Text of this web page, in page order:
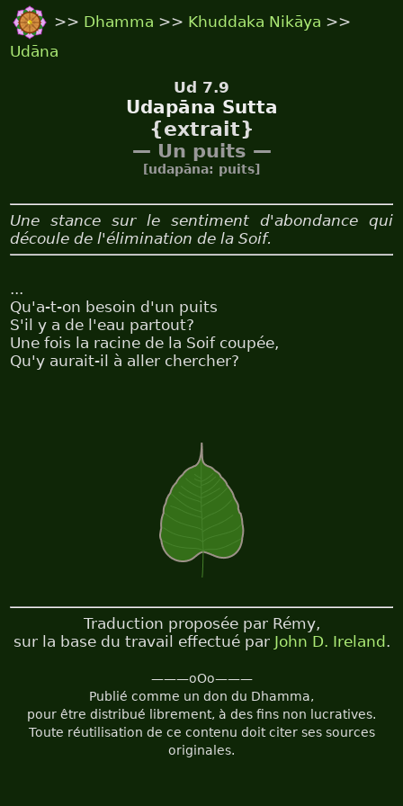
>> Dhamma >> Khuddaka Nikāya >>
Udāna
Ud 7.9
Udapāna Sutta
{extrait}
— Un puits —
[udapāna: puits]
Une stance sur le sentiment d'abondance qui
découle de l'élimination de la Soif.
...
Qu'a-t-on besoin d'un puits
S'il y a de l'eau partout?
Une fois la racine de la Soif coupée,
Qu'y aurait-il à aller chercher?
Traduction proposée par Rémy,
sur la base du travail effectué par John D. Ireland .
———oOo———
Publié comme un don du Dhamma,
pour être distribué librement, à des fins non lucratives.
Toute réutilisation de ce contenu doit citer ses sources
originales.